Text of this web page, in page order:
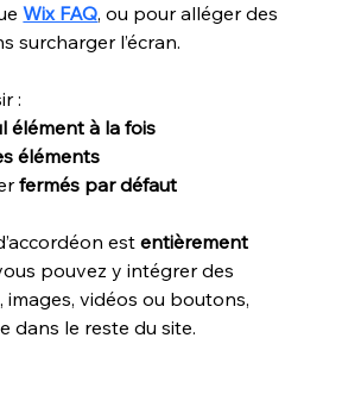
Wix FAQ, ou pour alléger des
surcharger l’écran.
:
élément à la fois
éléments
fermés par défaut
est entièrement
pouvez y intégrer des
images, vidéos ou boutons,
dans le reste du site.